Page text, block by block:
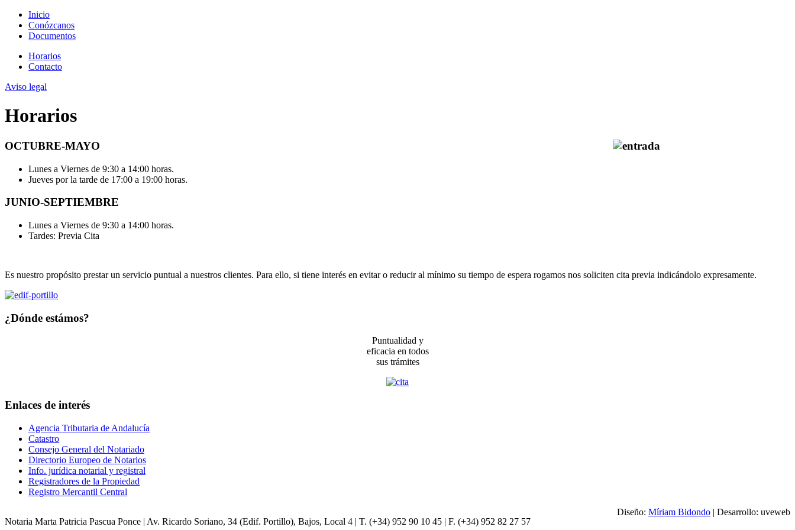
Inicio
Conózcanos
Documentos
Horarios
Contacto
Aviso legal
Horarios
OCTUBRE-MAYO
Lunes a Viernes de 9:30 a 14:00 horas.
Jueves por la tarde de 17:00 a 19:00 horas.
JUNIO-SEPTIEMBRE
Lunes a Viernes de 9:30 a 14:00 horas.
Tardes: Previa Cita
Es nuestro propósito prestar un servicio puntual a nuestros clientes. Para ello, si tiene interés en evitar o reducir al mínimo su tiempo de espera rogamos nos soliciten cita previa indicándolo expresamente.
¿Dónde estámos?
Puntualidad y
eficacia en todos
sus trámites
Enlaces de interés
Agencia Tributaria de Andalucía
Catastro
Consejo General del Notariado
Directorio Europeo de Notarios
Info. jurídica notarial y registral
Registradores de la Propiedad
Registro Mercantil Central
Notaria Marta Patricia Pascua Ponce | Av. Ricardo Soriano, 34 (Edif. Portillo), Bajos, Local 4 | T. (+34) 952 90 10 45 | F. (+34) 952 82 27 57
Diseño: Míriam Bidondo | Desarrollo: uveweb